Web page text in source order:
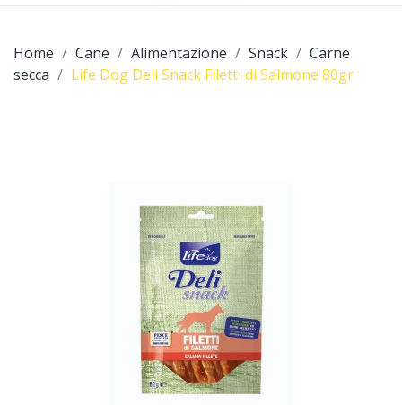
Home Cane Alimentazione Snack
Carne
secca
Life Dog Deli Snack Filetti di Salmone 80gr